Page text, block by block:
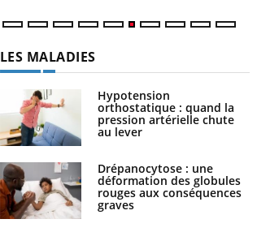
LES MALADIES
Hypotension
orthostatique : quand la
pression artérielle chute
au lever
Drépanocytose : une
déformation des globules
rouges aux conséquences
graves